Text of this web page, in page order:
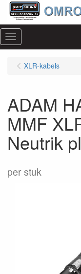
Menu
XLR-kabels
ADAM
MMF
Neutrik
per stuk